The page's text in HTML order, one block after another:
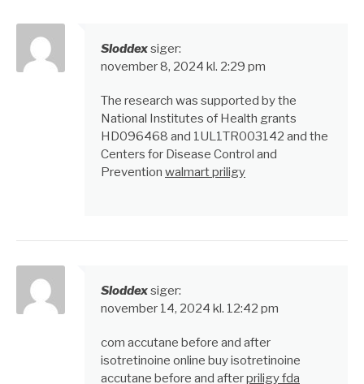
Sloddexsiger:
november 8, 2024 kl. 2:29 pm
The research was supported by the
National Institutes of Health grants
HD096468 and 1UL1TR003142 and the
Centers for Disease Control and
Prevention walmart priligy
Sloddexsiger:
november 14, 2024 kl. 12:42 pm
com accutane before and after
isotretinoine online buy isotretinoine
accutane before and afterpriligy fda